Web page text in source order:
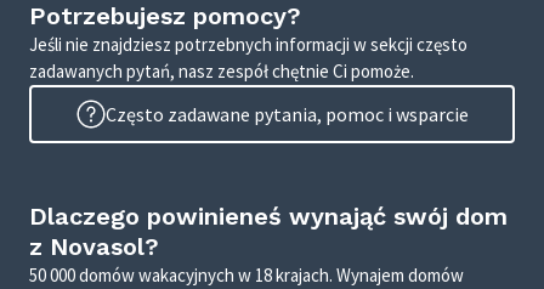
Potrzebujesz pomocy?
Jeśli nie znajdziesz potrzebnych informacji w sekcji często
zadawanych pytań, nasz zespół chętnie Ci pomoże.
Często zadawane pytania, pomoc i wsparcie
Dlaczego powinieneś wynająć swój dom
z Novasol?
50 000 domów wakacyjnych w 18 krajach. Wynajem domów